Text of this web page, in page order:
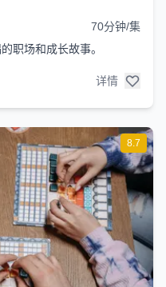
70分钟/集
职场和成长故事。
详情
8.7